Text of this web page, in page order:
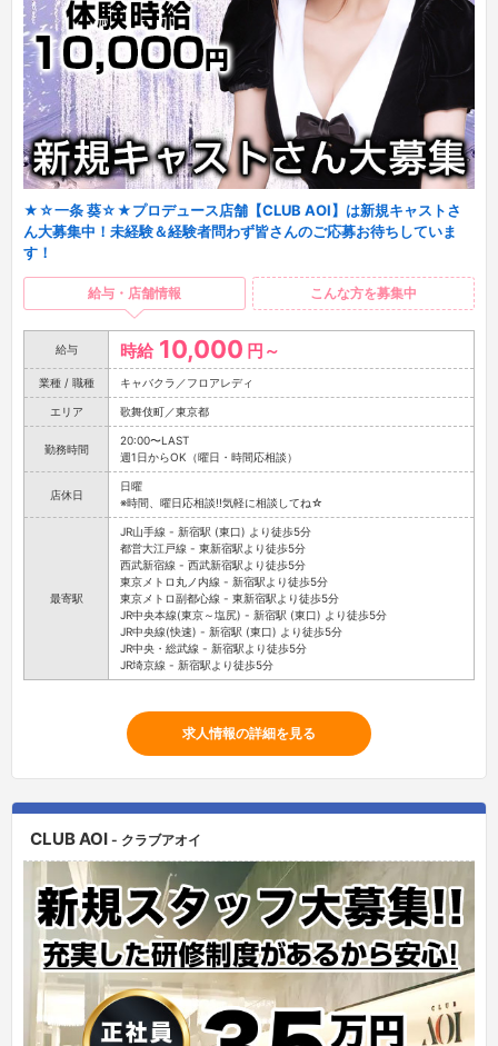
★☆一条 葵☆★プロデュース店舗【CLUB AOI】は新規キャストさ
ん大募集中！未経験＆経験者問わず皆さんのご応募お待ちしていま
す！
給与・店舗情報 こんな方を募集中
給与 時給 10,000 円～
業種 / 職種 キャバクラ／フロアレディ
エリア 歌舞伎町／東京都
勤務時間
20:00〜LAST
週1日からOK（曜日・時間応相談）
店休日
日曜
※時間、曜日応相談!!気軽に相談してね☆
最寄駅
JR山手線 - 新宿駅 (東口) より徒歩5分
都営大江戸線 - 東新宿駅より徒歩5分
西武新宿線 - 西武新宿駅より徒歩5分
東京メトロ丸ノ内線 - 新宿駅より徒歩5分
東京メトロ副都心線 - 東新宿駅より徒歩5分
JR中央本線(東京～塩尻) - 新宿駅 (東口) より徒歩5分
JR中央線(快速) - 新宿駅 (東口) より徒歩5分
JR中央・総武線 - 新宿駅より徒歩5分
JR埼京線 - 新宿駅より徒歩5分
求人情報の詳細を見る
CLUB AOI - クラブアオイ